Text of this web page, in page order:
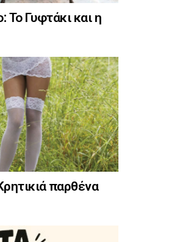
Το Γυφτάκι και η
παρθένα